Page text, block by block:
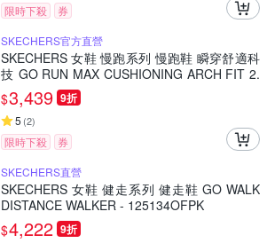
限時下殺
券
SKECHERS官方直營
SKECHERS 女鞋 慢跑系列 慢跑鞋 瞬穿舒適科
技 GO RUN MAX CUSHIONING ARCH FIT 2.
0 寬楦款 - 128947WBBK
$3,439 9折
5 (2)
限時下殺
券
SKECHERS直營
SKECHERS 女鞋 健走系列 健走鞋 GO WALK
DISTANCE WALKER - 125134OFPK
$4,222 9折